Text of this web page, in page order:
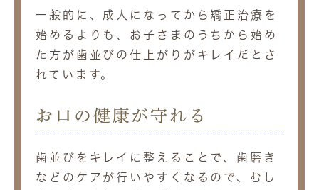
一般的に、成人になってから矯正治療を
始めるよりも、お子さまのうちから始め
た方が歯並びの仕上がりがキレイだとさ
れています。
お口の健康が守れる
歯並びをキレイに整えることで、歯磨き
などのケアが行いやすくなるので、むし